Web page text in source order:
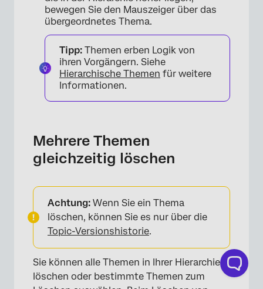
×
bewegen Sie den Mauszeiger über das
übergeordnetes Thema.
Tipp: Themen erben Logik von
ihren Vorgängern. Siehe
Hierarchische Themen für weitere
Informationen.
Mehrere Themen
gleichzeitig löschen
Achtung: Wenn Sie ein Thema
löschen, können Sie es nur über die
Topic-Versionshistorie.
Sie können alle Themen in Ihrer Hierarchie
löschen oder bestimmte Themen zum